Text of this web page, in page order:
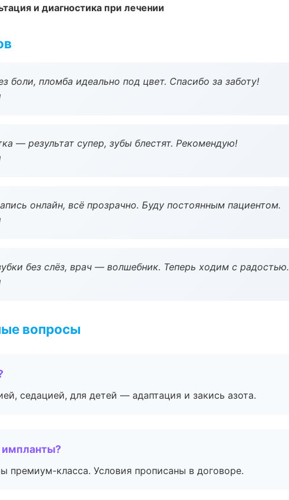
и диагностика при лечении
боли, пломба идеально под цвет. Спасибо за заботу!
— результат супер, зубы блестят. Рекомендую!
онлайн, всё прозрачно. Буду постоянным пациентом.
без слёз, врач — волшебник. Теперь ходим с радостью.
вопросы
седацией, для детей — адаптация и закись азота.
импланты?
премиум-класса. Условия прописаны в договоре.